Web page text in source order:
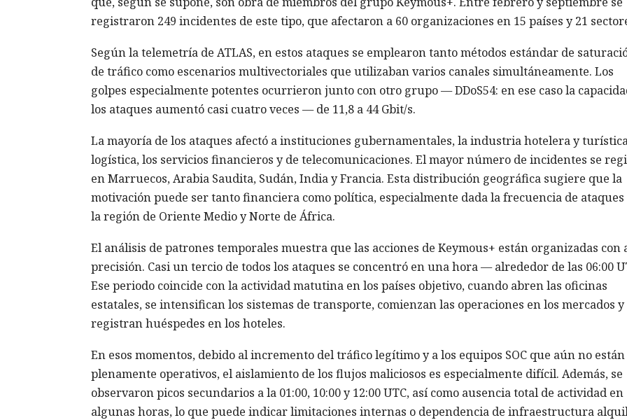
registraron 249 incidentes de este tipo, que afectaron a 60 organizaciones en 15 países y 21
Según la telemetría de ATLAS, en estos ataques se emplearon tanto métodos estándar de
de tráfico como escenarios multivectoriales que utilizaban varios canales simultáneamente. Los
golpes especialmente potentes ocurrieron junto con otro grupo — DDoS54: en ese caso la
los ataques aumentó casi cuatro veces — de 11,8 a 44 Gbit/s.
La mayoría de los ataques afectó a instituciones gubernamentales, la industria hotelera y
logística, los servicios financieros y de telecomunicaciones. El mayor número de incidentes se
en Marruecos, Arabia Saudita, Sudán, India y Francia. Esta distribución geográfica sugiere que la
motivación puede ser tanto financiera como política, especialmente dada la frecuencia de ataques
la región de Oriente Medio y Norte de África.
El análisis de patrones temporales muestra que las acciones de Keymous+ están organizadas con
precisión. Casi un tercio de todos los ataques se concentró en una hora — alrededor de las 06:00
Ese periodo coincide con la actividad matutina en los países objetivo, cuando abren las oficinas
estatales, se intensifican los sistemas de transporte, comienzan las operaciones en los mercados y
registran huéspedes en los hoteles.
En esos momentos, debido al incremento del tráfico legítimo y a los equipos SOC que aún no están
plenamente operativos, el aislamiento de los flujos maliciosos es especialmente difícil. Además, se
observaron picos secundarios a la 01:00, 10:00 y 12:00 UTC, así como ausencia total de actividad en
algunas horas, lo que puede indicar limitaciones internas o dependencia de infraestructura